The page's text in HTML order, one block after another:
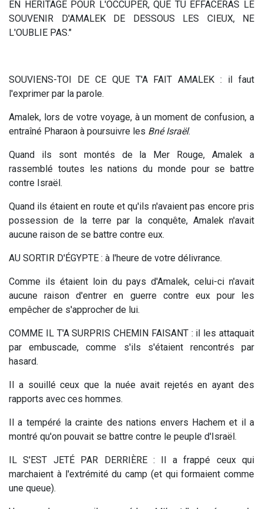
EN HÉRITAGE POUR L'OCCUPER, QUE TU EFFACERAS LE
SOUVENIR D'AMALEK DE DESSOUS LES CIEUX, NE
L'OUBLIE PAS."
SOUVIENS-TOI DE CE QUE T'A FAIT AMALEK : il faut
l'exprimer par la parole.
Amalek, lors de votre voyage, à un moment de confusion, a
entraîné Pharaon à poursuivre les Bné Israël.
Quand ils sont montés de la Mer Rouge, Amalek a
rassemblé toutes les nations du monde pour se battre
contre Israël.
Quand ils étaient en route et qu'ils n'avaient pas encore pris
possession de la terre par la conquête, Amalek n'avait
aucune raison de se battre contre eux.
AU SORTIR D'ÉGYPTE : à l'heure de votre délivrance.
Comme ils étaient loin du pays d'Amalek, celui-ci n'avait
aucune raison d'entrer en guerre contre eux pour les
empêcher de s'approcher de lui.
COMME IL T'A SURPRIS CHEMIN FAISANT : il les attaquait
par embuscade, comme s'ils s'étaient rencontrés par
hasard.
Il a souillé ceux que la nuée avait rejetés en ayant des
rapports avec ces hommes.
Il a tempéré la crainte des nations envers Hachem et il a
montré qu'on pouvait se battre contre le peuple d'Israël.
IL S'EST JETÉ PAR DERRIÈRE : Il a frappé ceux qui
marchaient à l'extrémité du camp (et qui formaient comme
une queue).